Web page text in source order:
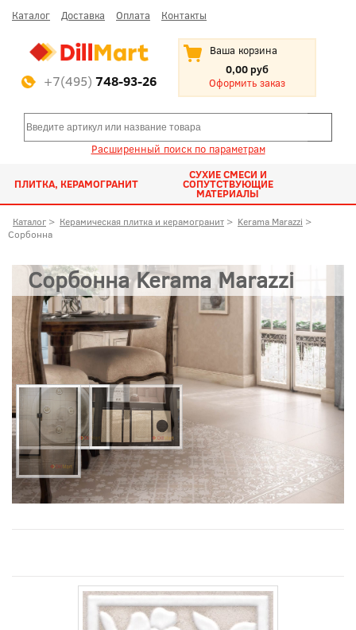
Каталог Доставка Оплата Контакты
+7(495) 748-93-26
Ваша корзина
0,00 руб
Оформить заказ
Расширенный поиск по параметрам
ПЛИТКА, КЕРАМОГРАНИТ
СУХИЕ СМЕСИ И
СОПУТСТВУЮЩИЕ
МАТЕРИАЛЫ
Каталог > Керамическая плитка и керамогранит > Kerama Marazzi >
Сорбонна
Сорбонна Kerama Marazzi